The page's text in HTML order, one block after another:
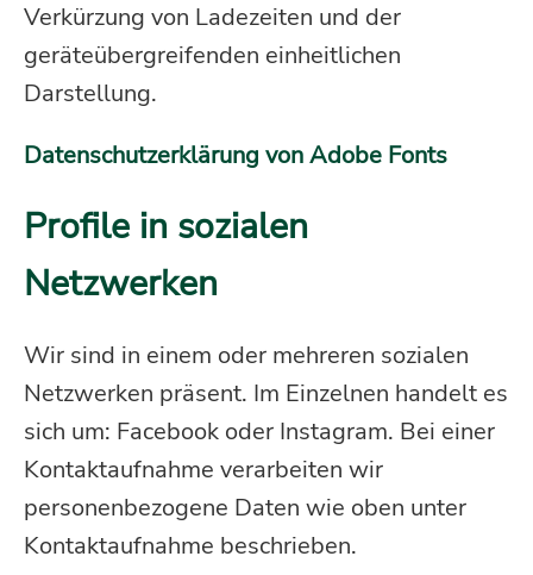
Verkürzung von Ladezeiten und der
geräteübergreifenden einheitlichen
Darstellung.
Datenschutzerklärung von Adobe Fonts
Profile in sozialen
Netzwerken
Wir sind in einem oder mehreren sozialen
Netzwerken präsent. Im Einzelnen handelt es
sich um: Facebook oder Instagram. Bei einer
Kontaktaufnahme verarbeiten wir
personenbezogene Daten wie oben unter
Kontaktaufnahme beschrieben.